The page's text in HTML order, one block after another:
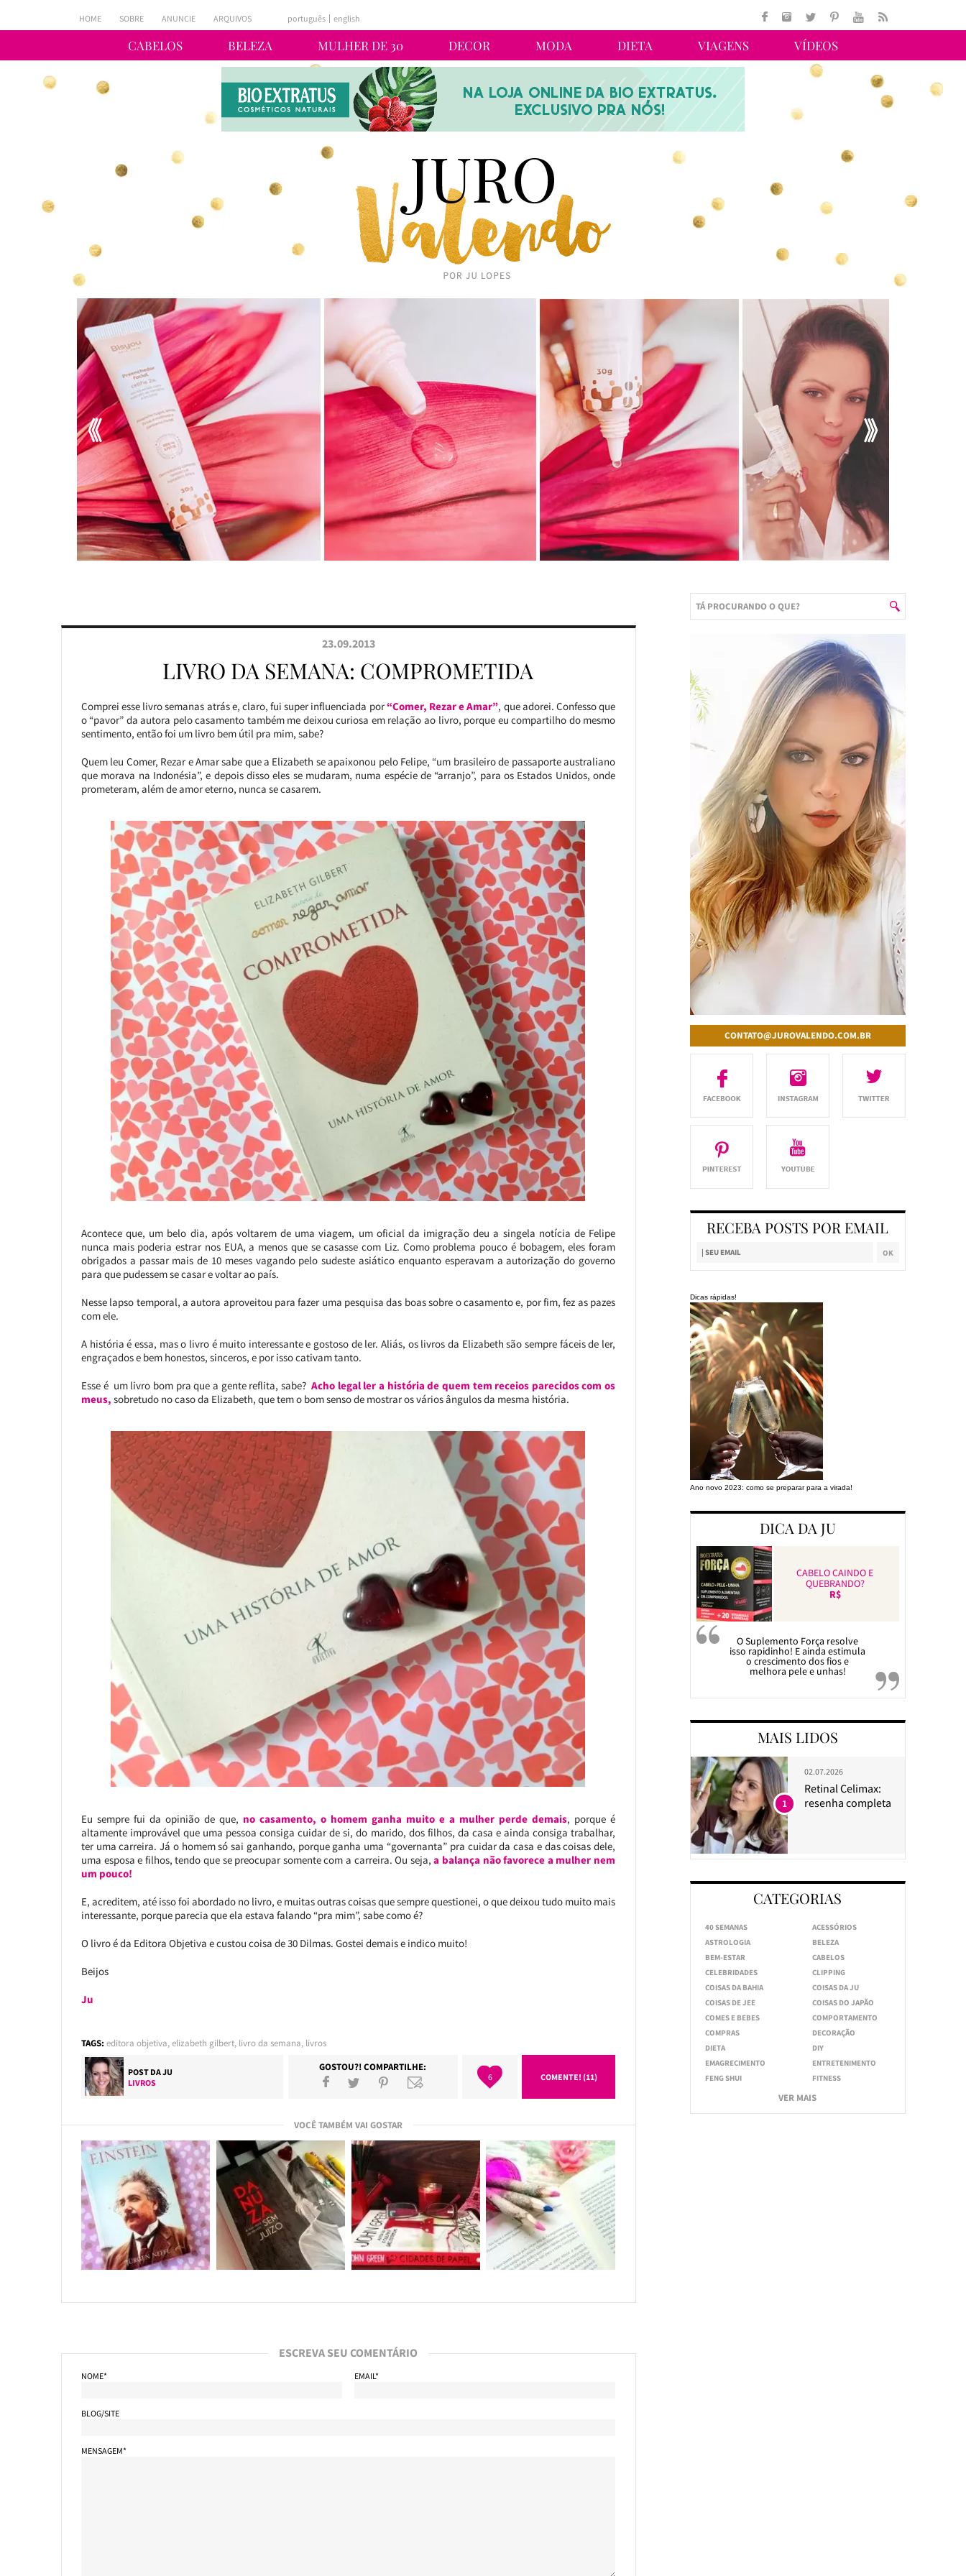
CABELOS BELEZA MULHER DE 30 DECOR MODA DIETA VIAGENS VÍDEOS
HOME SOBRE ANUNCIE ARQUIVOS português english
23.09.2013
LIVRO DA SEMANA: COMPROMETIDA
Comprei esse livro semanas atrás e, claro, fui super influenciada por“Comer, Rezar e Amar”, que adorei. Confesso que
o “pavor” da autora pelo casamento também me deixou curiosa em relação ao livro, porque eu compartilho do mesmo
sentimento, então foi um livro bem útil pra mim, sabe?
Quem leu Comer, Rezar e Amar sabe que a Elizabeth se apaixonou pelo Felipe, “um brasileiro de passaporte australiano
que morava na Indonésia”, e depois disso eles se mudaram, numa espécie de “arranjo”, para os Estados Unidos, onde
prometeram, além de amor eterno, nunca se casarem.
Acontece que, um belo dia, após voltarem de uma viagem, um oficial da imigração deu a singela notícia de Felipe
nunca mais poderia estrar nos EUA, a menos que se casasse com Liz. Como problema pouco é bobagem, eles foram
obrigados a passar mais de 10 meses vagando pelo sudeste asiático enquanto esperavam a autorização do governo
para que pudessem se casar e voltar ao país.
Nesse lapso temporal, a autora aproveitou para fazer uma pesquisa das boas sobre o casamento e, por fim, fez as pazes
com ele.
A história é essa, mas o livro é muito interessante e gostoso de ler. Aliás, os livros da Elizabeth são sempre fáceis de ler,
engraçados e bem honestos, sinceros, e por isso cativam tanto.
Esse é um livro bom pra que a gente reflita, sabe?Acho legal ler a história de quem tem receios parecidos com os
meus, sobretudo no caso da Elizabeth, que tem o bom senso de mostrar os vários ângulos da mesma história.
Eu sempre fui da opinião de que, no casamento, o homem ganha muito e a mulher perde demais, porque é
altamente improvável que uma pessoa consiga cuidar de si, do marido, dos filhos, da casa e ainda consiga trabalhar,
ter uma carreira. Já o homem só sai ganhando, porque ganha uma “governanta” pra cuidar da casa e das coisas dele,
uma esposa e filhos, tendo que se preocupar somente com a carreira. Ou seja, a balança não favorece a mulher nem
um pouco!
E, acreditem, até isso foi abordado no livro, e muitas outras coisas que sempre questionei, o que deixou tudo muito mais
interessante, porque parecia que ela estava falando “pra mim”, sabe como é?
O livro é da Editora Objetiva e custou coisa de 30 Dilmas. Gostei demais e indico muito!
Beijos
Ju
TAGS: editora objetiva,elizabeth gilbert, livro da semana, livros
POST DAJU
LIVROS
GOSTOU?! COMPARTILHE:
6 COMENTE! (11)
VOCÊ TAMBÉM VAI GOSTAR
ESCREVA SEU COMENTÁRIO
NOME* EMAIL*
BLOG/SITE
MENSAGEM*
CONTATO@JUROVALENDO.COM.BR
RECEBA POSTS POR EMAIL
Dicas rápidas!
Ano novo 2023: como se preparar para a virada!
DICA DA JU
CABELO CAINDO E
QUEBRANDO?
R$
O Suplemento Força resolve
isso rapidinho! E ainda estimula
o crescimento dos fios e
melhora pele e unhas!
MAIS LIDOS
02.07.2026
Retinal Celimax:
resenha completa
1
CATEGORIAS
40 SEMANAS
ACESSÓRIOS
ASTROLOGIA
BELEZA
BEM-ESTAR
CABELOS
CELEBRIDADES
CLIPPING
COISAS DA BAHIA
COISAS DA JU
COISAS DE JEE
COISAS DO JAPÃO
COMES E BEBES
COMPORTAMENTO
COMPRAS
DECORAÇÃO
DIETA
DIY
EMAGRECIMENTO
ENTRETENIMENTO
FENG SHUI
FITNESS
VER MAIS